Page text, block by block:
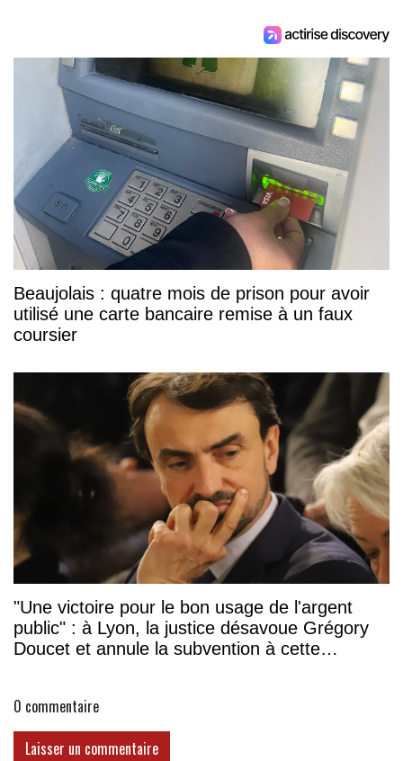
Beaujolais : quatre mois de prison pour avoir
utilisé une carte bancaire remise à un faux
coursier
"Une victoire pour le bon usage de l'argent
public" : à Lyon, la justice désavoue Grégory
Doucet et annule la subvention à cette
0 commentaire
Laisser un commentaire